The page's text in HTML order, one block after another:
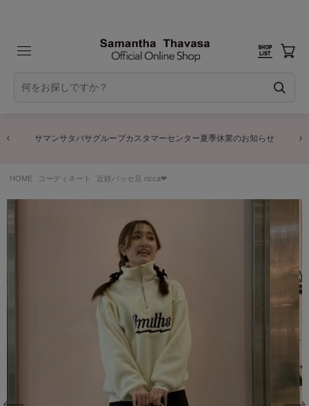
サマンサタバサグループカスタマーセンター夏季休業のお知らせ
HOME コーディネート 近鉄パッセ店 ricca❤︎